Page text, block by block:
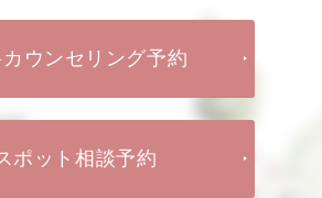
ウンセリング予約
ポット相談予約